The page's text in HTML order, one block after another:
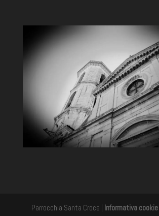
Parrocchia Santa Croce | Informativa cookie